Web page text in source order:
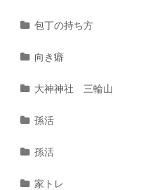
包丁の持ち方
向き癖
大神神社 三輪山
孫活
孫活
家トレ